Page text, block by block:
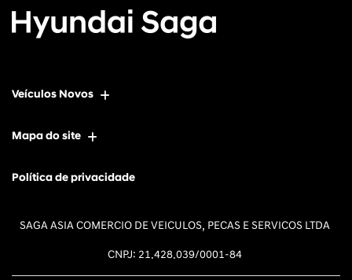
Veículos Novos
Mapa do site
Política de privacidade
SAGA ASIA COMERCIO DE VEICULOS, PECAS E SERVICOS LTDA
CNPJ: 21.428.039/0001-84